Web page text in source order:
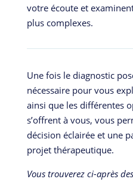
votre écoute et
plus complexes.
Une fois le diagnostic
nécessaire pour vous
ainsi que les différentes
s’offrent à vous, vous
décision éclairée et une
projet thérapeutique.
Vous trouverez ci-après